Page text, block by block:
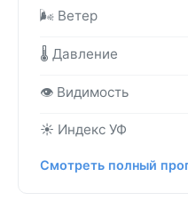
🌬️ Ветер
🌡️ Давление
👁️ Видимость
☀️ Индекс УФ
Смотреть полный